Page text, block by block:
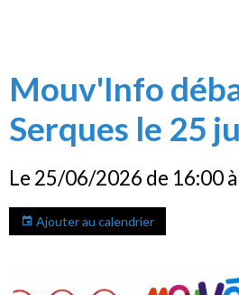
Mouv'Info
Serques le 25
Le 25/06/2026 de 16:00
Ajouter au calendrier